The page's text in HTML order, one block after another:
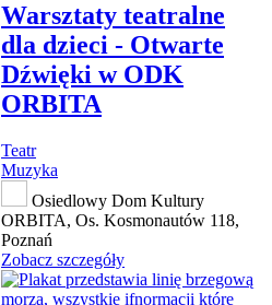
Warsztaty teatralne
dla dzieci - Otwarte
Dźwięki w ODK
ORBITA
Teatr
Muzyka
Osiedlowy Dom Kultury
ORBITA, Os. Kosmonautów 118,
Poznań
Zobacz szczegóły